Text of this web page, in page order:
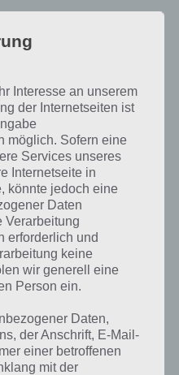
vom 1.6.2019
zu Namibia im Juni
Interesse an unserem
der Internetseiten ist
möglich. Sofern eine
Services unseres
Internetseite in
könnte jedoch eine
Daten
Verarbeitung
erforderlich und
keine
wir generell eine
Person ein.
Daten,
der Anschrift, E-Mail-
einer betroffenen
mit der